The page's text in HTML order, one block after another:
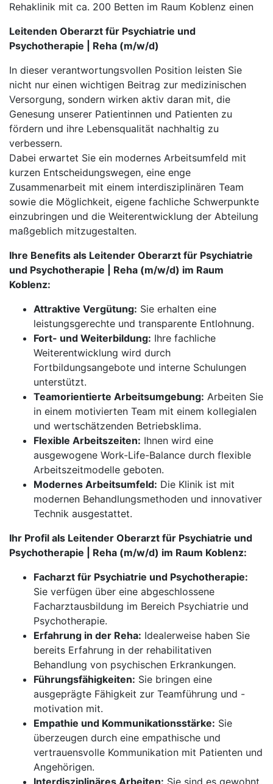
Rehaklinik mit ca. 200 Betten im Raum Koblenz einen
Leitenden Oberarzt für Psychiatrie und
Psychotherapie | Reha (m/w/d)
In dieser verantwortungsvollen Position leisten Sie
nicht nur einen wichtigen Beitrag zur medizinischen
Versorgung, sondern wirken aktiv daran mit, die
Genesung unserer Patientinnen und Patienten zu
fördern und ihre Lebensqualität nachhaltig zu
verbessern.
Dabei erwartet Sie ein modernes Arbeitsumfeld mit
kurzen Entscheidungswegen, eine enge
Zusammenarbeit mit einem interdisziplinären Team
sowie die Möglichkeit, eigene fachliche Schwerpunkte
einzubringen und die Weiterentwicklung der Abteilung
maßgeblich mitzugestalten.
Ihre Benefits als Leitender Oberarzt für Psychiatrie
und Psychotherapie | Reha (m/w/d) im Raum
Koblenz:
Attraktive Vergütung: Sie erhalten eine
leistungsgerechte und transparente Entlohnung.
Fort- und Weiterbildung: Ihre fachliche
Weiterentwicklung wird durch
Fortbildungsangebote und interne Schulungen
unterstützt.
Teamorientierte Arbeitsumgebung: Arbeiten Sie
in einem motivierten Team mit einem kollegialen
und wertschätzenden Betriebsklima.
Flexible Arbeitszeiten: Ihnen wird eine
ausgewogene Work-Life-Balance durch flexible
Arbeitszeitmodelle geboten.
Modernes Arbeitsumfeld: Die Klinik ist mit
modernen Behandlungsmethoden und innovativer
Technik ausgestattet.
Ihr Profil als Leitender Oberarzt für Psychiatrie und
Psychotherapie | Reha (m/w/d) im Raum Koblenz:
Facharzt für Psychiatrie und Psychotherapie:
Sie verfügen über eine abgeschlossene
Facharztausbildung im Bereich Psychiatrie und
Psychotherapie.
Erfahrung in der Reha: Idealerweise haben Sie
bereits Erfahrung in der rehabilitativen
Behandlung von psychischen Erkrankungen.
Führungsfähigkeiten: Sie bringen eine
ausgeprägte Fähigkeit zur Teamführung und -
motivation mit.
Empathie und Kommunikationsstärke: Sie
überzeugen durch eine empathische und
vertrauensvolle Kommunikation mit Patienten und
Angehörigen.
Interdisziplinäres Arbeiten: Sie sind es gewohnt,